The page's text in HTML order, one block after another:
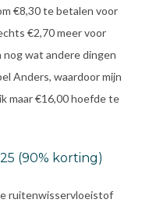
€8,30 te betalen voor
€2,70 meer voor
nog wat andere dingen
Anders, waardoor mijn
maar €16,00 hoefde te
(90% korting)
ruitenwisservloeistof